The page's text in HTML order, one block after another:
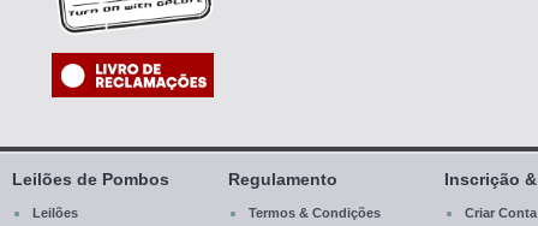
Leilões de Pombos
Leilões
Regulamento
Termos & Condições
Inscrição
Criar Conta